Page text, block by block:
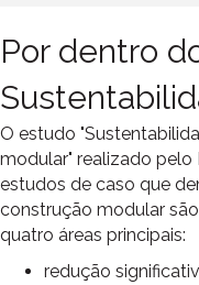
Por dentro
O estudo
modular" realizado pelo
estudos de caso que
construção modular
quatro áreas principais:
redução